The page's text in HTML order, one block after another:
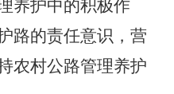
养护中的积极作
路的责任意识，营
农村公路管理养护